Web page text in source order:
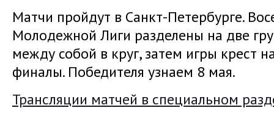
Матчи пройдут в Санкт-Петербурге.
Молодежной Лиги разделены на две
между собой в круг, затем игры крест
финалы. Победителя узнаем 8 мая.
Трансляции матчей в специальном